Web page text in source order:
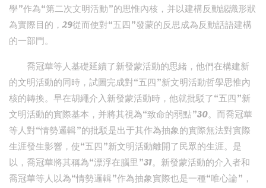
學”作為“第二次文明活動”的思惟內核，并以建構反動認識形狀
為實際目的，29從而使對“五四”發蒙的反思成為反動話語建構
的一部門。
喬冠華等人基礎延續了新發蒙活動的思緒，他們在構建新
的文明活動的同時，試圖完成對“五四”新文明活動哲學思惟內
核的轉換。早在胡繩介入新發蒙活動時，他就批駁了“五四”新
文明活動的實際基本，并將其視為“致命的弱點”30。而喬冠華
等人對“情勢邏輯”的批駁是出于其作為抽象的實際無法對實際
生涯發生影響，使“五四”新文明活動離開了民眾的生涯。是
以，喬冠華將其稱為“漂浮在腦里”31。新發蒙活動的介入者和
喬冠華等人以為“情勢邏輯”作為抽象實際也是一種“唯心論”，